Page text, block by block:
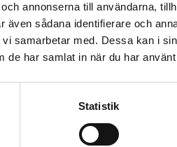
annonserna till användarna,
sådana identifierare och
samarbetar med. Dessa kan i
de har samlat in när du har
Statistik
varovasti keskenään.